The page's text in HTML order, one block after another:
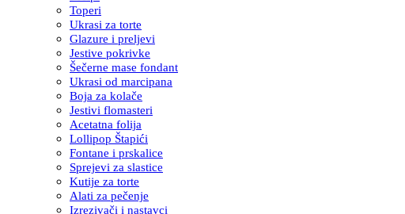
Toperi
Ukrasi za torte
Glazure i preljevi
Jestive pokrivke
Šečerne mase fondant
Ukrasi od marcipana
Boja za kolače
Jestivi flomasteri
Acetatna folija
Lollipop Štapići
Fontane i prskalice
Sprejevi za slastice
Kutije za torte
Alati za pečenje
Izrezivači i nastavci